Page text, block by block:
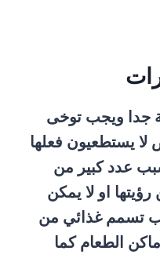
جدا ويجب توخى
لا يستطعيون فعلها
عدد كبير من
او لا يمكن
تسمم غذائي من
الطعام كما